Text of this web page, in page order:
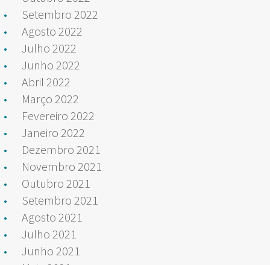
Setembro 2022
Agosto 2022
Julho 2022
Junho 2022
Abril 2022
Março 2022
Fevereiro 2022
Janeiro 2022
Dezembro 2021
Novembro 2021
Outubro 2021
Setembro 2021
Agosto 2021
Julho 2021
Junho 2021